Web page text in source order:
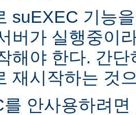
suEXEC 기능
버가 실행중이
해야 한다. 간
재시작하는 것
안사용하려면